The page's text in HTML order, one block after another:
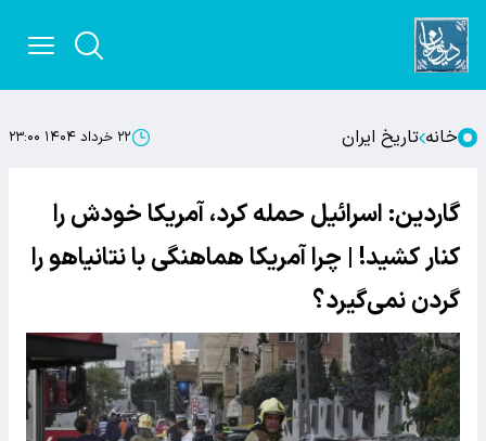
خانه تاریخ ایران ۲۲ خرداد ۱۴۰۴ ۲۳:۰۰
گاردین: اسرائیل حمله کرد، آمریکا خودش را
کنار کشید! | چرا آمریکا هماهنگی با نتانیاهو را
گردن نمی‌گیرد؟